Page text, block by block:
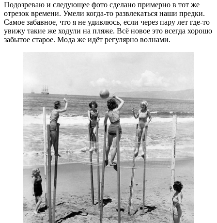
Подозреваю и следующее фото сделано примерно в тот же
отрезок времени. Умели когда-то развлекаться наши предки.
Самое забавное, что я не удивлюсь, если через пару лет где-то
увижу такие же ходули на пляже. Всё новое это всегда хорошо
забытое старое. Мода же идёт регулярно волнами.